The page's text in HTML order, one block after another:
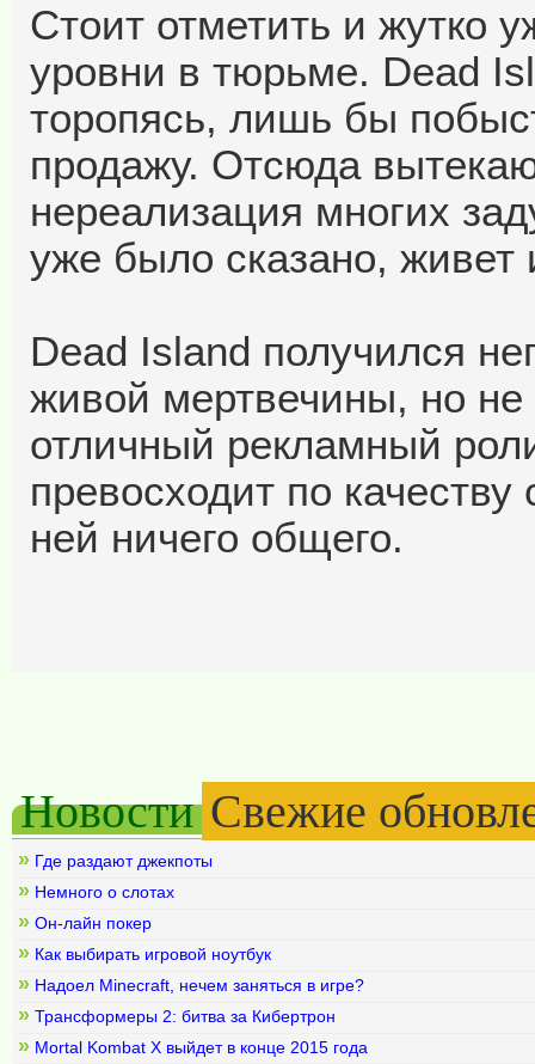
Стоит отметить и жутко
уровни в тюрьме. Dead
торопясь, лишь бы
продажу. Отсюда
нереализация многих
уже было сказано, живет
Dead Island получился
живой мертвечины, но
отличный рекламный
превосходит по
ней ничего общего.
Новости Свежие
» Где раздают джекпоты
» Немного о слотах
» Он-лайн покер
» Как выбирать игровой ноутбук
» Надоел Minecraft, нечем заняться в игре?
» Трансформеры 2: битва за Кибертрон
» Mortal Kombat X выйдет в конце 2015 года